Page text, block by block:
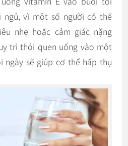
ngủ, vì một số người có thể
nhẹ hoặc cảm giác nặng
trì thói quen uống vào một
ngày sẽ giúp cơ thể hấp thụ